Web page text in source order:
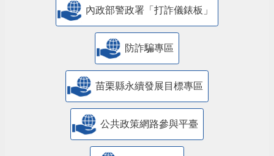
內政部警政署「打詐儀錶板」
防詐騙專區
苗栗縣永續發展目標專區
公共政策網路參與平臺